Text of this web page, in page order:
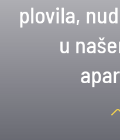
plovila,
u